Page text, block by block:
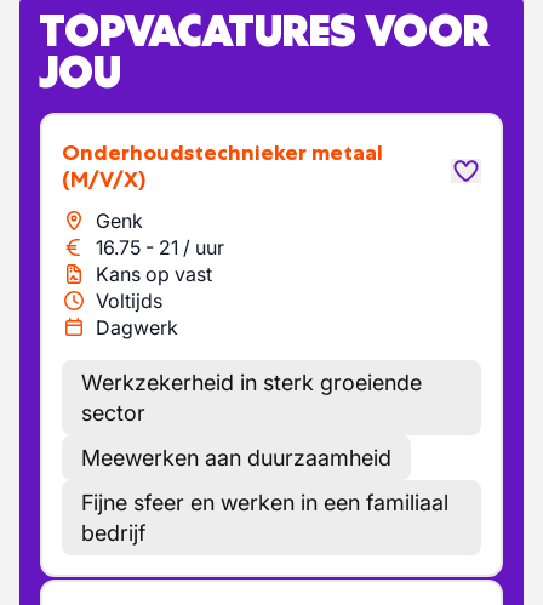
TOPVACATURES VOOR
JOU
Onderhoudstechnieker metaal
(M/V/X)
Genk
16.75 - 21 / uur
Kans op vast
Voltijds
Dagwerk
Werkzekerheid in sterk groeiende
sector
Meewerken aan duurzaamheid
Fijne sfeer en werken in een familiaal
bedrijf